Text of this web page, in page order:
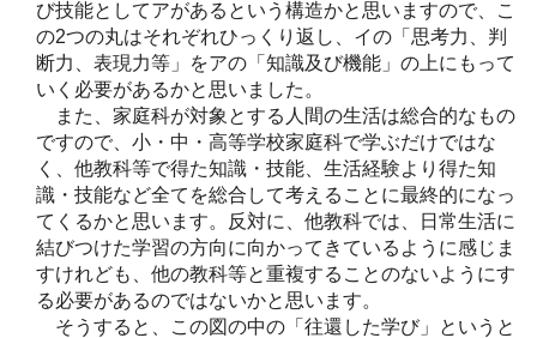
び技能としてアがあるという構造かと思いますので、こ
の2つの丸はそれぞれひっくり返し、イの「思考力、判
断力、表現力等」をアの「知識及び機能」の上にもって
いく必要があるかと思いました。
また、家庭科が対象とする人間の生活は総合的なもの
ですので、小・中・高等学校家庭科で学ぶだけではな
く、他教科等で得た知識・技能、生活経験より得た知
識・技能など全てを総合して考えることに最終的になっ
てくるかと思います。反対に、他教科では、日常生活に
結びつけた学習の方向に向かってきているように感じま
すけれども、他の教科等と重複することのないようにす
る必要があるのではないかと思います。
そうすると、この図の中の「往還した学び」というと